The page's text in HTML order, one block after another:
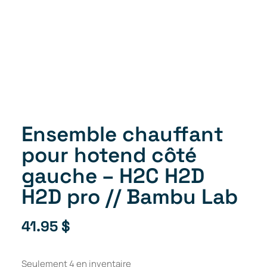
Ensemble chauffant
pour hotend côté
gauche – H2C H2D
H2D pro // Bambu Lab
41.95$
Seulement 4 en inventaire